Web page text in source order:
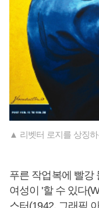
▲ 리벳터 로지를 상징
푸른 작업복에 빨강
여성이 '할 수 있다